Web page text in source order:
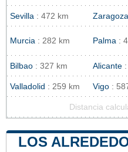
Sevilla : 472 km Zaragoza
Murcia : 282 km Palma :
Bilbao : 327 km Alicante
Valladolid : 259 km Vigo :
Distancia
LOS